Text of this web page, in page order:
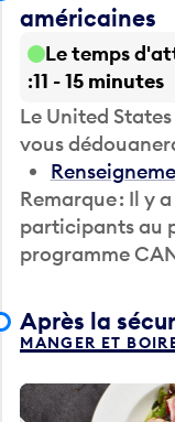
américaines
Le temps
11 - 15 minutes
Le United
vous
Remarque : Il y
participants au
programme
Après la
MANGER ET